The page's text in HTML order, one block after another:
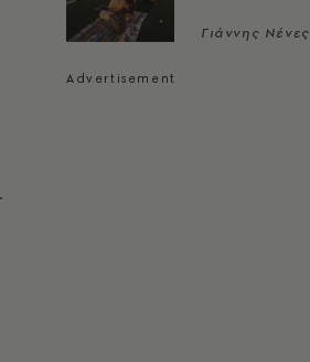
Γιάννης Νένες